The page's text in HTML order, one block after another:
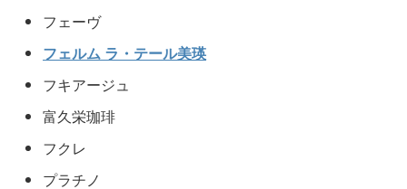
フェーヴ
フェルム ラ・テール美瑛
フキアージュ
富久栄珈琲
フクレ
プラチノ